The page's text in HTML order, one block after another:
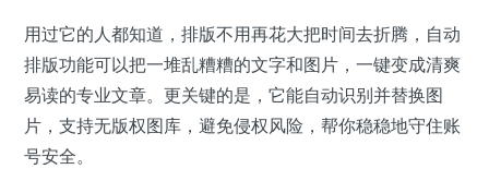
用过它的人都知道，排版不用再花大把时间去折腾，自动
排版功能可以把一堆乱糟糟的文字和图片，一键变成清爽
易读的专业文章。更关键的是，它能自动识别并替换图
片，支持无版权图库，避免侵权风险，帮你稳稳地守住账
号安全。